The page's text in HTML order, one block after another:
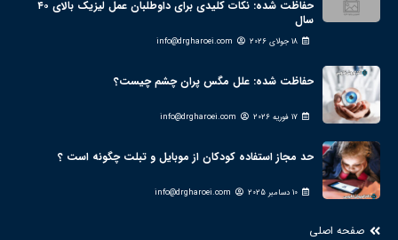
حفاظت شده: نکات کلیدی برای داوطلبان عمل لیزیک بالای ۴۰
سال
18 جولای 2026 info@drgharoei.com
حفاظت شده: علل مگس پران چشم چیست؟
17 فوریه 2026 info@drgharoei.com
حد مجاز استفاده کودکان از موبایل و تبلت چگونه است ؟
10 دسامبر 2025 info@drgharoei.com
صفحه اصلی